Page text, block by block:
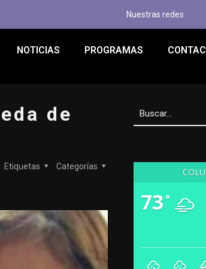
Nuestras redes
NOTICIAS PROGRAMAS
de
Categorías
Etiquetas
73 °